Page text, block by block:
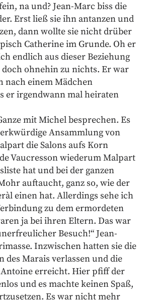
na und? Jean-Marc biss die
Erst ließ sie ihn antanzen und
dann wollte sie nicht drüber
Catherine im Grunde. Oh er
endlich aus dieser Beziehung
doch ohnehin zu nichts. Er war
nach einem Mädchen
er irgendwann mal heiraten
mit Michel besprechen. Es
Ansammlung von
die Salons aufs Korn
Vaucresson wiederum Malpart
hat und bei der ganzen
auftaucht, ganz so, wie der
einen hat. Allerdings sehe ich
zu dem ermordeten
ja bei ihren Eltern. Das war
Besuch!“ Jean-
Inzwischen hatten sie die
des Marais verlassen und die
Antoine erreicht. Hier pfiff der
und es machte keinen Spaß,
Es war nicht mehr